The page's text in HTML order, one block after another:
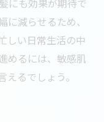
にも効果が期待で
減らせるため、
しい日常生活の中
めるには、敏感肌
るでしょう。